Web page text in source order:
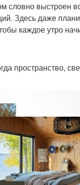
словно выстроен
Здесь даже
каждое утро
пространство,